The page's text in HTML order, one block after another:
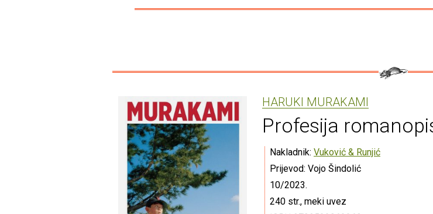
HARUKI MURAKAMI
Profesija
Nakladnik: Vuković & Runjić
Prijevod: Vojo Šindolić
10/2023.
240 str., meki uvez